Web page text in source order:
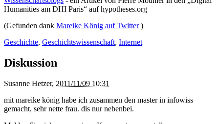
Humanities am DHI Paris“ auf hypotheses.org
(Gefunden dank Mareike König auf Twitter)
Geschichte, Geschichtswissenschaft, Internet
Diskussion
Susanne Hetzer, 2011/11/09 10:31
mit mareike könig habe ich zusammen den master in infowiss
gemacht, sehr nette frau. dis nur nebenbei.